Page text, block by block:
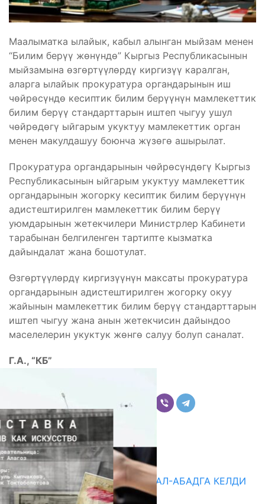
Маалыматка ылайык, кабыл алынган мыйзам менен
“Билим берүү жөнүндө” Кыргыз Республикасынын
мыйзамына өзгөртүүлөрдү киргизүү каралган,
аларга ылайык прокуратура органдарынын иш
чөйрөсүндө кесиптик билим берүүнүн мамлекеттик
билим берүү стандарттарын иштеп чыгуу ушул
чөйрөдөгү ыйгарым укуктуу мамлекеттик орган
менен макулдашуу боюнча жүзөгө ашырылат.
Прокуратура органдарынын чөйрөсүндөгү Кыргыз
Республикасынын ыйгарым укуктуу мамлекеттик
органдарынын жогорку кесиптик билим берүүнүн
адистештирилген мамлекеттик билим берүү
уюмдарынын жетекчилери Министрлер Кабинети
тарабынан белгиленген тартипте кызматка
дайындалат жана бошотулат.
Өзгөртүүлөрдү киргизүүнүн максаты прокуратура
органдарынын адистештирилген жогорку окуу
жайынын мамлекеттик билим берүү стандарттарын
иштеп чыгуу жана анын жетекчисин дайындоо
маселелерин укуктук жөнгө салуу болуп саналат.
Г.А., “КБ”
Комментарийлер
Акыркы жаңылыктар
«БИРИМДИК КЕРБЕНИ» ЖАЛАЛ-АБАДГА КЕЛДИ
07.08.2026